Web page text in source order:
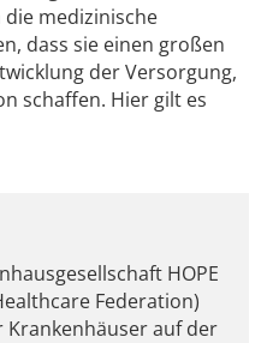
medizinische
dass sie einen großen
der Versorgung,
schaffen. Hier gilt es
HOPE
Federation)
auf der